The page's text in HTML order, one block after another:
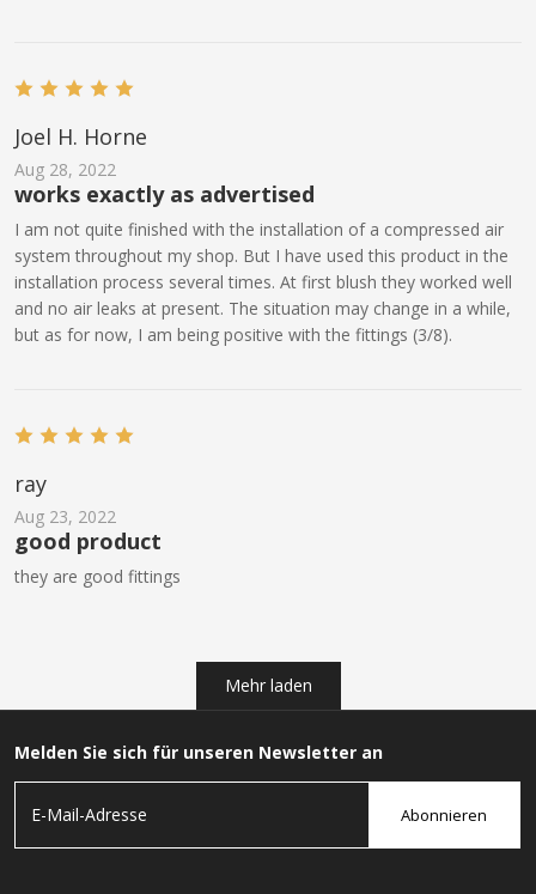
Joel H. Horne
Aug 28, 2022
works exactly as advertised
I am not quite finished with the installation of a compressed air
system throughout my shop. But I have used this product in the
installation process several times. At first blush they worked well
and no air leaks at present. The situation may change in a while,
but as for now, I am being positive with the fittings (3/8).
ray
Aug 23, 2022
good product
they are good fittings
Mehr laden
Melden Sie sich für unseren Newsletter an
Abonnieren